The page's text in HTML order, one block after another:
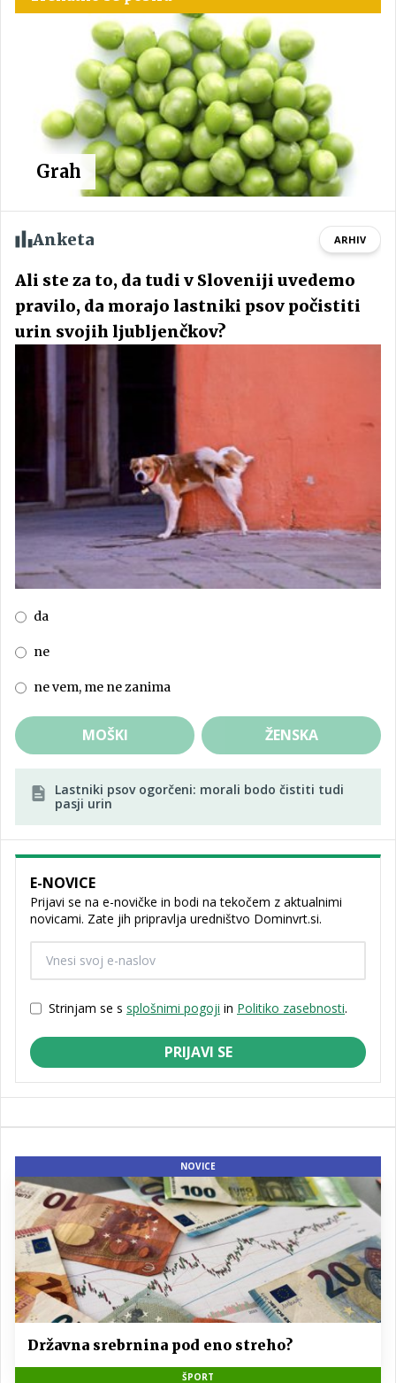
Grah
Anketa ARHIV
Ali ste za to, da tudi v Sloveniji uvedemo
pravilo, da morajo lastniki psov počistiti
urin svojih ljubljenčkov?
da
ne
ne vem, me ne zanima
MOŠKI ŽENSKA
Lastniki psov ogorčeni: morali bodo čistiti tudi
pasji urin
E-NOVICE
Prijavi se na e-novičke in bodi na tekočem z aktualnimi
novicami. Zate jih pripravlja uredništvo Dominvrt.si.
Strinjam se s splošnimi pogoji in Politiko zasebnosti.
PRIJAVI SE
NOVICE
Državna srebrnina pod eno streho?
ŠPORT